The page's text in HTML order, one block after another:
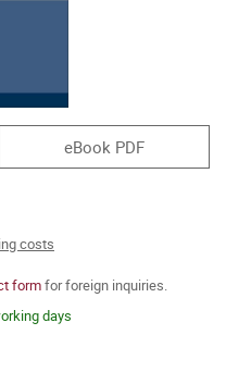
eBook PDF
costs
formfor foreign inquiries.
days